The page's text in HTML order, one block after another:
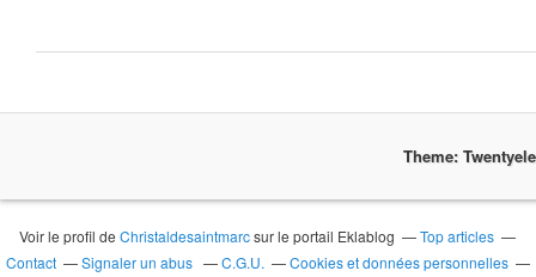
Theme:
Voir le profil deChristaldesaintmarcsur le portail Eklablog
Top articles
Contact
Signaler un abus C.G.U.
Cookies et données personnelles